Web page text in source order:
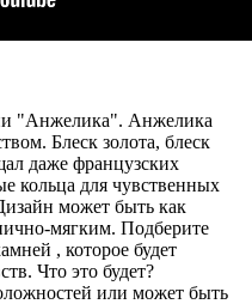
"Анжелика". Анжелика
Блеск золота, блеск
даже французских
кольца для чувственных
может быть как
мягким. Подберите
, которое будет
Что это будет?
или может быть